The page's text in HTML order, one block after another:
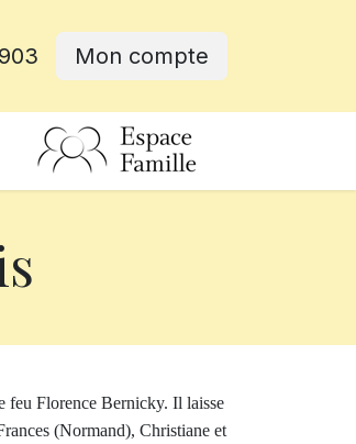
Mon compte
feu Florence Bernicky. Il laisse
(Normand), Christiane et